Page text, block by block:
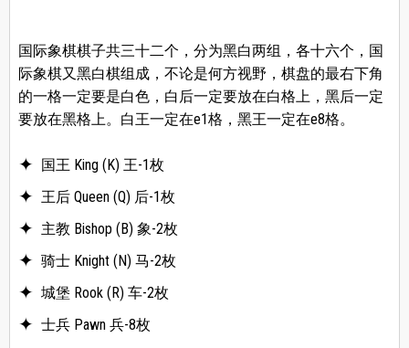
国际象棋棋子共三十二个，分为黑白两组，各十六个，国
际象棋又黑白棋组成，不论是何方视野，棋盘的最右下角
的一格一定要是白色，白后一定要放在白格上，黑后一定
要放在黑格上。白王一定在e1格，黑王一定在e8格。
国王 King (K) 王-1枚
王后 Queen (Q) 后-1枚
主教 Bishop (B) 象-2枚
骑士 Knight (N) 马-2枚
城堡 Rook (R) 车-2枚
士兵 Pawn 兵-8枚